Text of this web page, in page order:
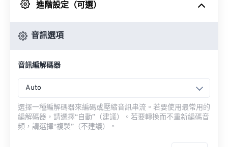
來自 Google 雲端硬碟
進階設定（可選）
音訊選項
音訊編解碼器
Auto
選擇一種編解碼器來編碼或壓縮音訊串流。若要使用最常用的
編解碼器，請選擇“自動”（建議）。若要轉換而不重新編碼音
頻，請選擇“複製”（不建議）。